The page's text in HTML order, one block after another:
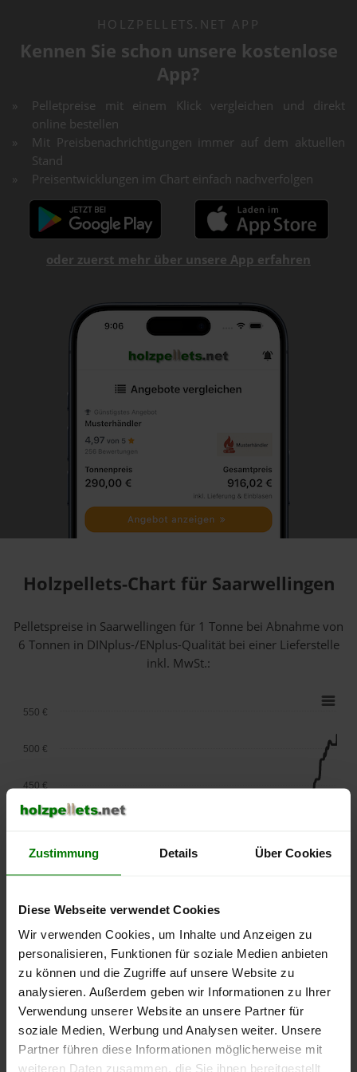
Zustimmung Details Über Cookies
Diese Webseite verwendet Cookies
Wir verwenden Cookies, um Inhalte und Anzeigen zu
personalisieren, Funktionen für soziale Medien anbieten
zu können und die Zugriffe auf unsere Website zu
analysieren. Außerdem geben wir Informationen zu Ihrer
Verwendung unserer Website an unsere Partner für
soziale Medien, Werbung und Analysen weiter. Unsere
Partner führen diese Informationen möglicherweise mit
weiteren Daten zusammen, die Sie ihnen bereitgestellt
HOLZPELLETS.NET APP
Kennen Sie schon unsere kostenlose
App?
Pelletpreise mit einem Klick vergleichen und direkt
online bestellen
Mit Preisbenachrichtigungen immer auf dem aktuellen
Stand
Preisentwicklungen im Chart einfach nachverfolgen
oder zuerst mehr über unsere App erfahren
Holzpellets-Chart für Saarwellingen
Pelletspreise in Saarwellingen für 1 Tonne bei Abnahmevon
6 Tonnen in DINplus-/ENplus-Qualität bei einer Lieferstelle
inkl. MwSt.:
lose Ware
2025
2026
2026
250 €
350 €
450 €
500 €
550 €
Die aktuelle Preisentwicklung für Holzpellets in Deutschland
können Sie jederzeit auf unsererPelletspreise-Seite
nachvollziehen.